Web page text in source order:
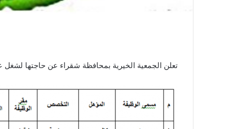
تعلن الجمعية الخيرية بمحافظة شقراء عن حاجتها